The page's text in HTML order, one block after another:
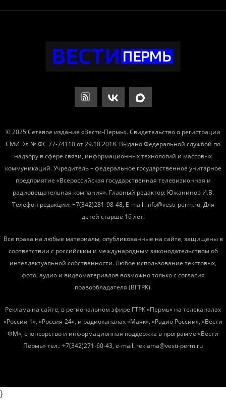
© 2025 Сетевое издание «Вести-Пермь». Свидетельство о регистрации
СМИ Эл № ФС 77-74110 от 29.10.2018. Выдано Федеральной службой по
надзору в сфере связи, информационных технологий и массовых
коммуникаций. Учредитель – федеральное государственное унитарное
предприятие «Всероссийская государственная телевизионная и
радиовещательная компания». Главный редактор: Южанинов И.В.
Телефон редакции: +7(342)281-98-48, E-mail: info@vesti-perm.ru. Для
детей старше 16 лет.
Все права на любые материалы, опубликованные на сайте, защищены в
соответствии с российским и международным законодательством об
интеллектуальной собственности. Любое использование текстовых,
фото, аудио и видеоматериалов возможно только с согласия
правообладателя (ВГТРК).
Реклама на сайте, в региональном эфире ГТРК «Пермь» на телеканалах
«Россия-1», «Россия-24», и радиоканалах «Маяк», «Радио России», «Вести
ФМ», спонсорство и информационная поддержка в программе «Вести
Пермь» тел.: +7(342)271-60-43, e-mail: reklama@vesti-perm.ru
}